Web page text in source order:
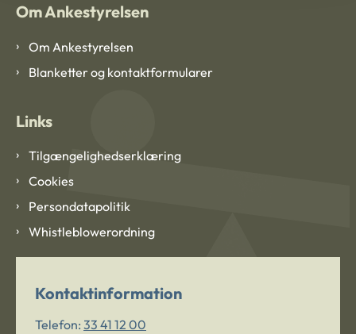
Om Ankestyrelsen
Om Ankestyrelsen
Blanketter og kontaktformularer
Links
Tilgængelighedserklæring
Cookies
Persondatapolitik
Whistleblowerordning
Kontaktinformation
Telefon: 33 41 12 00